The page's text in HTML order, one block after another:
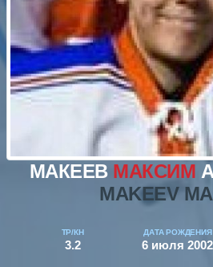
МАКЕЕВ МАКСИМ
MAKEEV
ТР/КН
3.2
ДАТА РОЖДЕНИЯ
6 июля 2002